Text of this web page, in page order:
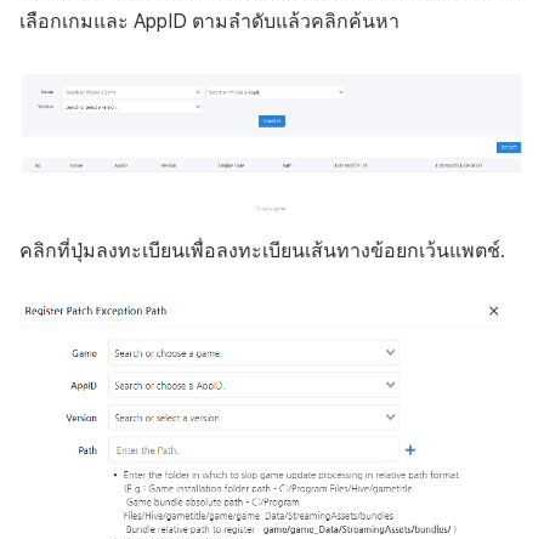
เลือกเกมและ AppID ตามลำดับแล้วคลิกค้นหา
คลิกที่ปุ่มลงทะเบียนเพื่อลงทะเบียนเส้นทางข้อยกเว้นแพตช์.